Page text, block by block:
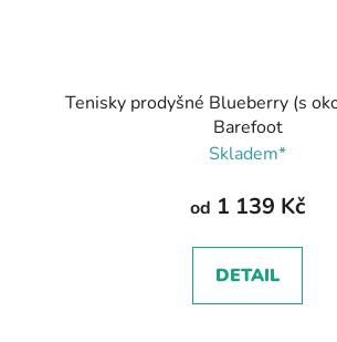
Tenisky prodyšné Blueberry (s
Barefoot
Skladem*
od 1 139 Kč
DETAIL